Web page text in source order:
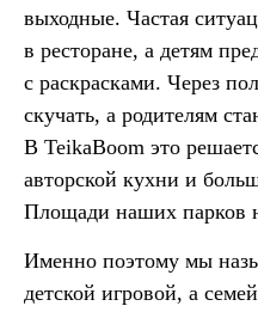
выходные. Частая
в ресторане, а детям
с раскрасками. Через
скучать, а родителям
В TeikaBoom это
авторской кухни и
Площади наших парков
Именно поэтому мы
детской игровой, а